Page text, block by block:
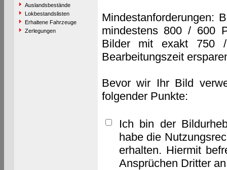
Auslandsbestände
Lokbestandslisten
Erhaltene Fahrzeuge
Zerlegungen
Mindestanforderungen:
mindestens 800 / 600
Bilder mit exakt 750
Bearbeitungszeit
Bevor wir Ihr Bild
folgender Punkte:
Ich bin der
habe die
erhalten. Hiermit
Ansprüchen Dritter